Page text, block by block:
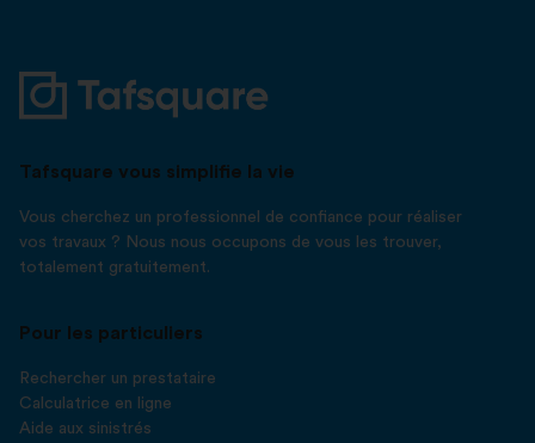
Tafsquare vous simplifie la vie
Vous cherchez un professionnel de confiance pour réaliser
vos travaux ? Nous nous occupons de vous les trouver,
totalement gratuitement.
Pour les particuliers
Rechercher un prestataire
Calculatrice en ligne
Aide aux sinistrés